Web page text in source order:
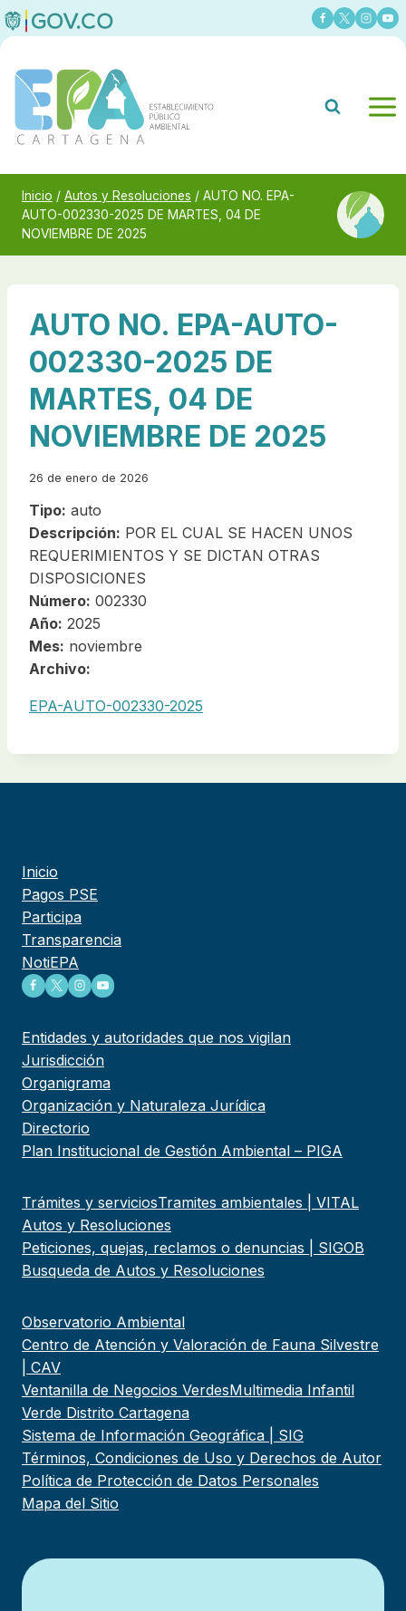
Saltar
al
Inicio / Autos y Resoluciones / AUTO NO. EPA-
AUTO-002330-2025 DE MARTES, 04 DE
NOVIEMBRE DE 2025
AUTO NO. EPA-AUTO-
002330-2025 DE
MARTES, 04 DE
NOVIEMBRE DE 2025
26 de enero de 2026
Tipo: auto
Descripción: POR EL CUAL SE HACEN UNOS
REQUERIMIENTOS Y SE DICTAN OTRAS
DISPOSICIONES
Número: 002330
Año: 2025
Mes: noviembre
Archivo:
EPA-AUTO-002330-2025
Inicio
Pagos PSE
Participa
Transparencia
NotiEPA
Entidades y autoridades que nos vigilan
Jurisdicción
Organigrama
Organización y Naturaleza Jurídica
Directorio
Plan Institucional de Gestión Ambiental – PIGA
Trámites y serviciosTramites ambientales | VITAL
Autos y Resoluciones
Peticiones, quejas, reclamos o denuncias | SIGOB
Busqueda de Autos y Resoluciones
Observatorio Ambiental
Centro de Atención y Valoración de Fauna Silvestre
| CAV
Ventanilla de Negocios VerdesMultimedia Infantil
Verde Distrito Cartagena
Sistema de Información Geográfica | SIG
Términos, Condiciones de Uso y Derechos de Autor
Política de Protección de Datos Personales
Mapa del Sitio